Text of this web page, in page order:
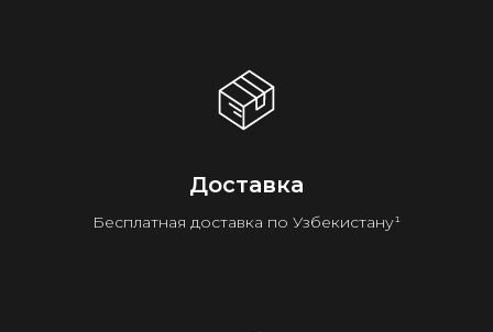
Доставка
Бесплатная доставка по Узбекистану¹